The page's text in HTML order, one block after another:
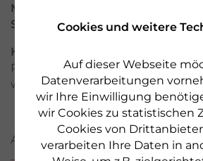
Cookies und weitere
Auf dieser Webseite
Datenverarbeitungen
wir Ihre Einwilligung
wir Cookies zu statistischen
Cookies von
verarbeiten Ihre Daten in
Marke:
Serie:
Mineralstoffe &
Hersteller:
Pfladergasse 7 - 13, 86150
www.grandel.de
ANWENDUNG